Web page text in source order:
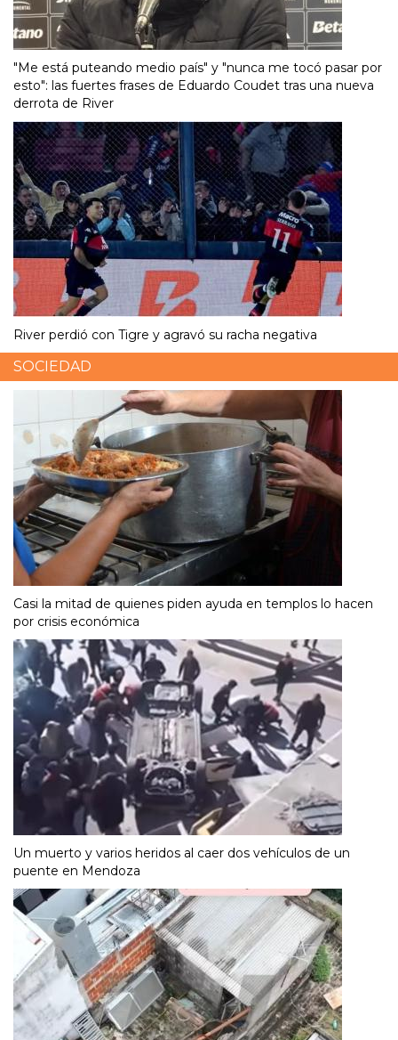
"Me está puteando medio país" y "nunca me tocó pasar por
esto": las fuertes frases de Eduardo Coudet tras una nueva
derrota de River
River perdió con Tigre y agravó su racha negativa
SOCIEDAD
Casi la mitad de quienes piden ayuda en templos lo hacen
por crisis económica
Un muerto y varios heridos al caer dos vehículos de un
puente en Mendoza